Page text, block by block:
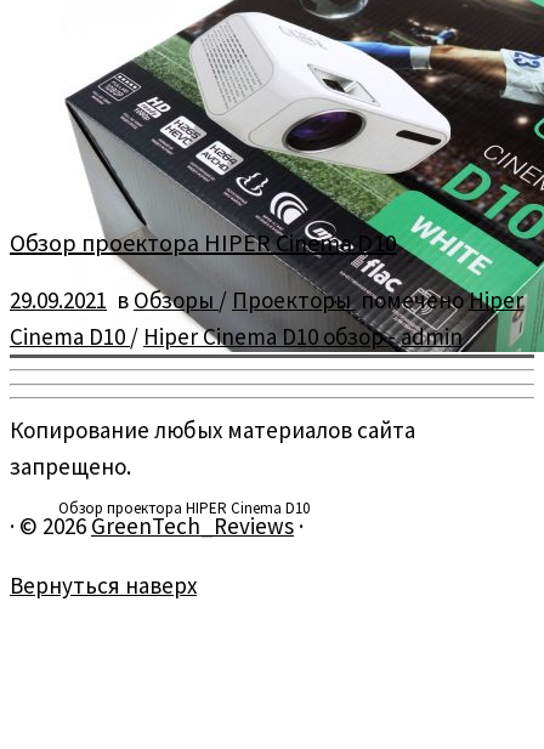
Обзор проектора HIPER Cinema D10
Обзор проектора HIPER Cinema D10
29.09.2021 в Обзоры / Проекторы помеченоHiper
Cinema D10 / Hiper Cinema D10 обзор-admin
Копирование любых материалов сайта
запрещено.
· © 2026 GreenTech_Reviews ·
Вернуться наверх